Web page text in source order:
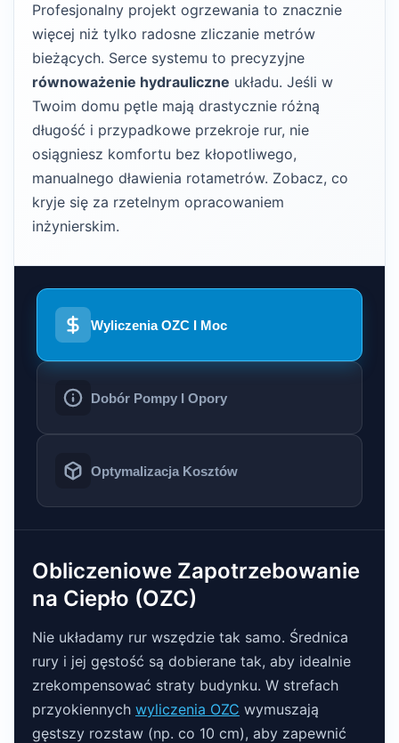
Profesjonalny projekt ogrzewania to znacznie
więcej niż tylko radosne zliczanie metrów
bieżących. Serce systemu to precyzyjne
równoważenie hydrauliczne układu. Jeśli w
Twoim domu pętle mają drastycznie różną
długość i przypadkowe przekroje rur, nie
osiągniesz komfortu bez kłopotliwego,
manualnego dławienia rotametrów. Zobacz, co
kryje się za rzetelnym opracowaniem
inżynierskim.
Wyliczenia OZC I Moc
Dobór Pompy I Opory
Optymalizacja Kosztów
Obliczeniowe Zapotrzebowanie
na Ciepło (OZC)
Nie układamy rur wszędzie tak samo. Średnica
rury i jej gęstość są dobierane tak, aby idealnie
zrekompensować straty budynku. W strefach
przyokiennych wyliczenia OZC wymuszają
gęstszy rozstaw (np. co 10 cm), aby zapewnić